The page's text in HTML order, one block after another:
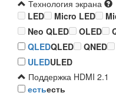
Технология экрана
LED
Micro LED
Neo QLED
OLED
QLEDQLED QNED
ULEDULED
Поддержка HDMI 2.1
естьесть